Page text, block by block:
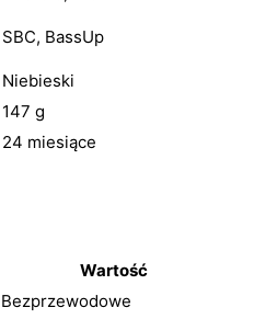
SBC, BassUp
Niebieski
147 g
24 miesiące
Wartość
Bezprzewodowe